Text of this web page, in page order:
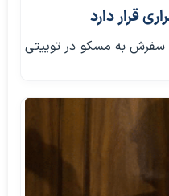
قرار دارد
سفرش به مسکو در توییتی